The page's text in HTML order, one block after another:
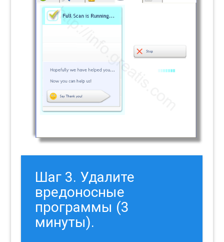
Шаг 3. Удалите
вредоносные
программы (3
минуты).